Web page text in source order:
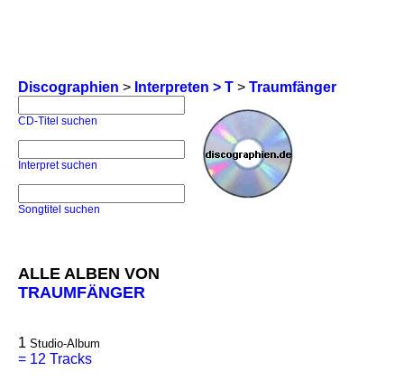
Discographien > Interpreten > T > Traumfänger
CD-Titel suchen
Interpret suchen
Songtitel suchen
ALLE ALBEN VON
TRAUMFÄNGER
1 Studio-Album
= 12 Tracks